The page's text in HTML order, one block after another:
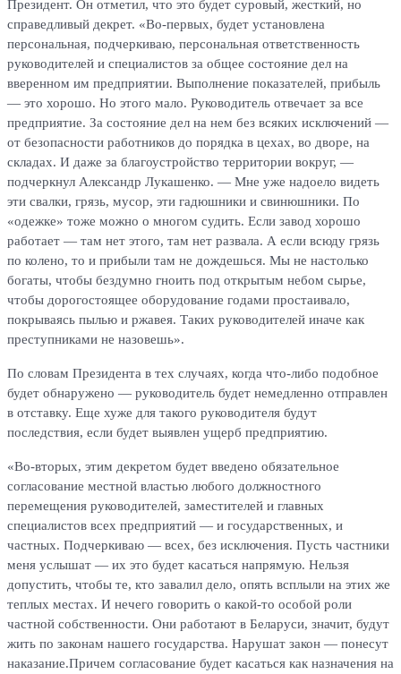
Президент. Он отметил, что это будет суровый, жесткий, но
справедливый декрет. «Во-первых, будет установлена
персональная, подчеркиваю, персональная ответственность
руководителей и специалистов за общее состояние дел на
вверенном им предприятии. Выполнение показателей, прибыль
— это хорошо. Но этого мало. Руководитель отвечает за все
предприятие. За состояние дел на нем без всяких исключений —
от безопасности работников до порядка в цехах, во дворе, на
складах. И даже за благоустройство территории вокруг, —
подчеркнул Александр Лукашенко. — Мне уже надоело видеть
эти свалки, грязь, мусор, эти гадюшники и свинюшники. По
«одежке» тоже можно о многом судить. Если завод хорошо
работает — там нет этого, там нет развала. А если всюду грязь
по колено, то и прибыли там не дождешься. Мы не настолько
богаты, чтобы бездумно гноить под открытым небом сырье,
чтобы дорогостоящее оборудование годами простаивало,
покрываясь пылью и ржавея. Таких руководителей иначе как
преступниками не назовешь».
По словам Президента в тех случаях, когда что-либо подобное
будет обнаружено — руководитель будет немедленно отправлен
в отставку. Еще хуже для такого руководителя будут
последствия, если будет выявлен ущерб предприятию.
«Во-вторых, этим декретом будет введено обязательное
согласование местной властью любого должностного
перемещения руководителей, заместителей и главных
специалистов всех предприятий — и государственных, и
частных. Подчеркиваю — всех, без исключения. Пусть частники
меня услышат — их это будет касаться напрямую. Нельзя
допустить, чтобы те, кто завалил дело, опять всплыли на этих же
теплых местах. И нечего говорить о какой-то особой роли
частной собственности. Они работают в Беларуси, значит, будут
жить по законам нашего государства. Нарушат закон — понесут
наказание.Причем согласование будет касаться как назначения на